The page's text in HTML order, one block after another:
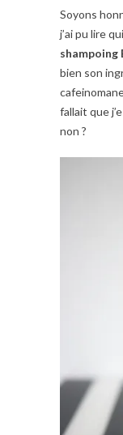
Soyons
j’ai pu lire
bien son
fallait que
non ?